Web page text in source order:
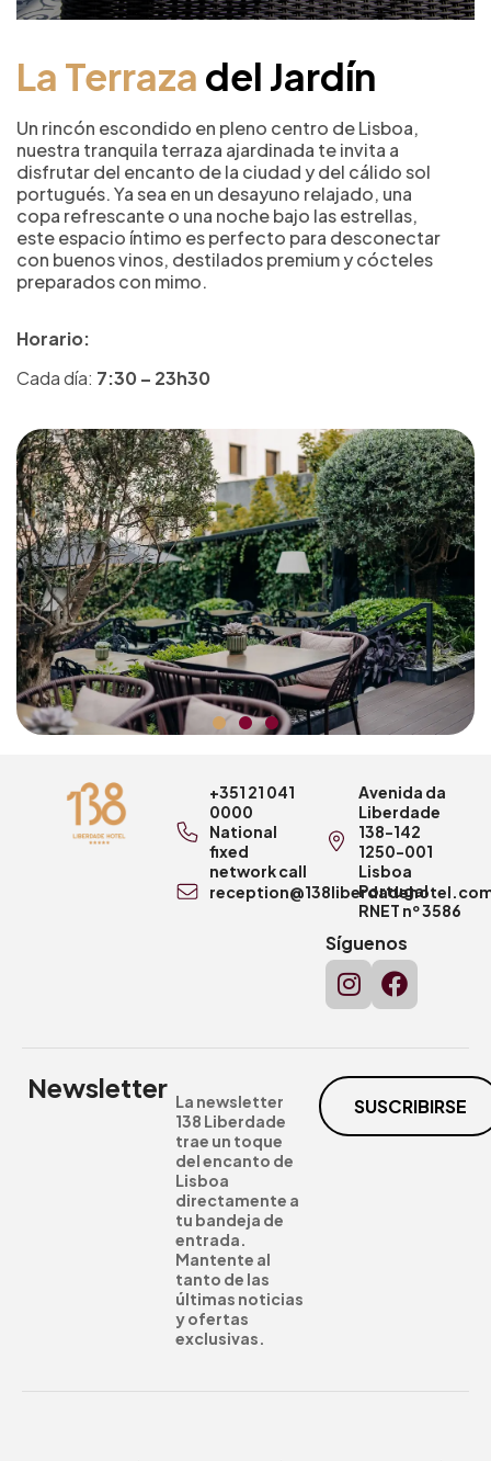
La Terraza del Jardín
Un rincón escondido en pleno centro de Lisboa,
nuestra tranquila terraza ajardinada te invita a
disfrutar del encanto de la ciudad y del cálido sol
portugués. Ya sea en un desayuno relajado, una
copa refrescante o una noche bajo las estrellas,
este espacio íntimo es perfecto para desconectar
con buenos vinos, destilados premium y cócteles
preparados con mimo.
Horario:
Cada día: 7:30 – 23h30
Avenida da
Liberdade
138-142
1250-001
Lisboa
Portugal
RNET nº 3586
Síguenos
+351 21 041
0000
National
fixed
network call
Newsletter La newsletter
138 Liberdade
trae un toque
del encanto de
Lisboa
directamente a
tu bandeja de
entrada.
Mantente al
tanto de las
últimas noticias
y ofertas
exclusivas.
SUSCRIBIRSE